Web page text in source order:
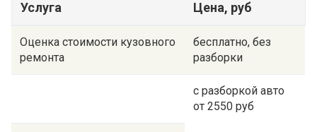
Услуга Цена, руб
Оценка стоимости кузовного
ремонта
бесплатно, без
разборки
с разборкой авто
от 2550 руб